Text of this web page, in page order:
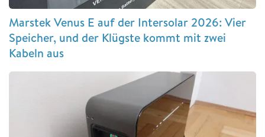
Marstek Venus E auf der Intersolar 2026: Vier
Speicher, und der Klügste kommt mit zwei
Kabeln aus